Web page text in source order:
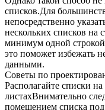
списков.Для
непосредственно
нескольких списков на
минимум одной
это поможет избежать
данными.
Советы по
Располагайте списки
листахВнимательно
помещением списка